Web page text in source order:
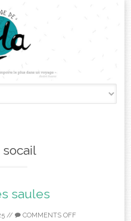
socail
saules
// COMMENTS OFF